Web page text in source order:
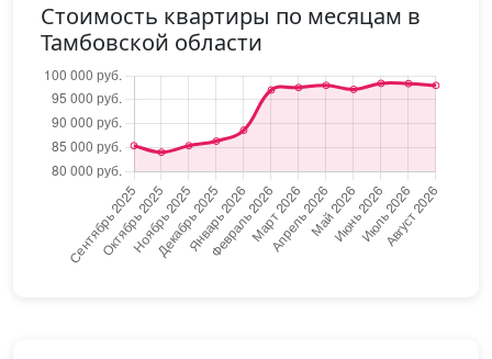
Стоимость квартиры по месяцам в
Тамбовской области